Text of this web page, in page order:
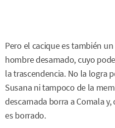
Pero el cacique es también
hombre desamado, cuyo
la trascendencia. No la logra
Susana ni tampoco de la
descarnada borra a Comala
es borrado.